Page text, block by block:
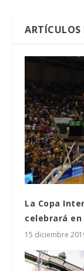
ARTÍCULOS
La Copa
celebrará
15 diciembre